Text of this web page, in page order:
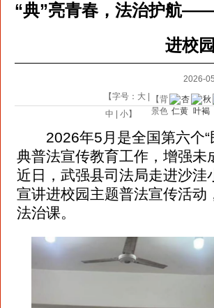
“典”亮青春，法治护航
进校
2026-
【字号： 大
中
|小】
【背
景色
2026年5月是全国第六个“
典普法宣传教育工作，增强
近日，武强县司法局走进沙
宣讲进校园主题普法宣传活
法治课。